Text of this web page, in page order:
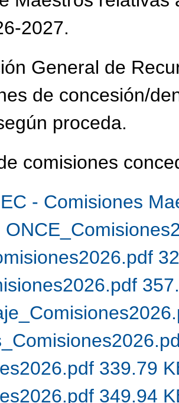
2027.
General de
de concesión/
proceda.
comisiones
- Comisiones
339.79
349.94